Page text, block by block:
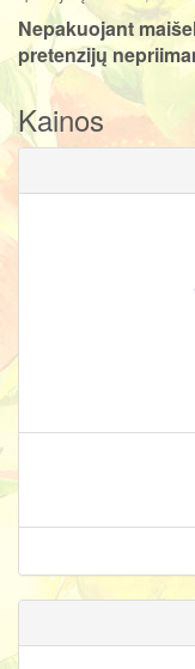
Nepakuojant
pretenzijų
Kainos